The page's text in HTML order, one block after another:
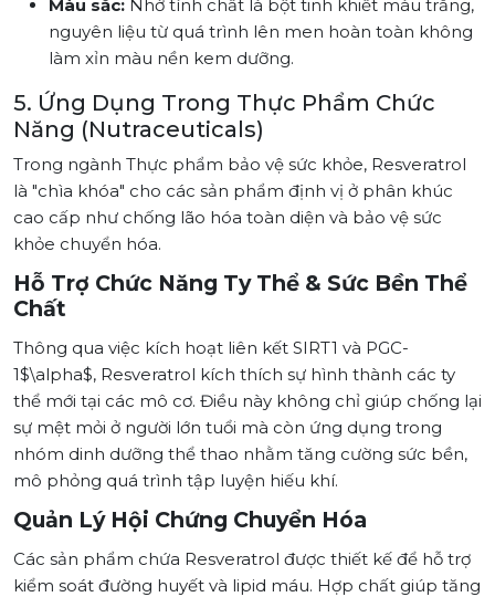
Màu sắc: Nhờ tính chất là bột tinh khiết màu trắng,
nguyên liệu từ quá trình lên men hoàn toàn không
làm xỉn màu nền kem dưỡng.
5. Ứng Dụng Trong Thực Phẩm Chức
Năng (Nutraceuticals)
Trong ngành Thực phẩm bảo vệ sức khỏe, Resveratrol
là "chìa khóa" cho các sản phẩm định vị ở phân khúc
cao cấp như chống lão hóa toàn diện và bảo vệ sức
khỏe chuyển hóa.
Hỗ Trợ Chức Năng Ty Thể & Sức Bền Thể
Chất
Thông qua việc kích hoạt liên kết SIRT1 và PGC-
1$\alpha$, Resveratrol kích thích sự hình thành các ty
thể mới tại các mô cơ. Điều này không chỉ giúp chống lại
sự mệt mỏi ở người lớn tuổi mà còn ứng dụng trong
nhóm dinh dưỡng thể thao nhằm tăng cường sức bền,
mô phỏng quá trình tập luyện hiếu khí.
Quản Lý Hội Chứng Chuyển Hóa
Các sản phẩm chứa Resveratrol được thiết kế để hỗ trợ
kiểm soát đường huyết và lipid máu. Hợp chất giúp tăng